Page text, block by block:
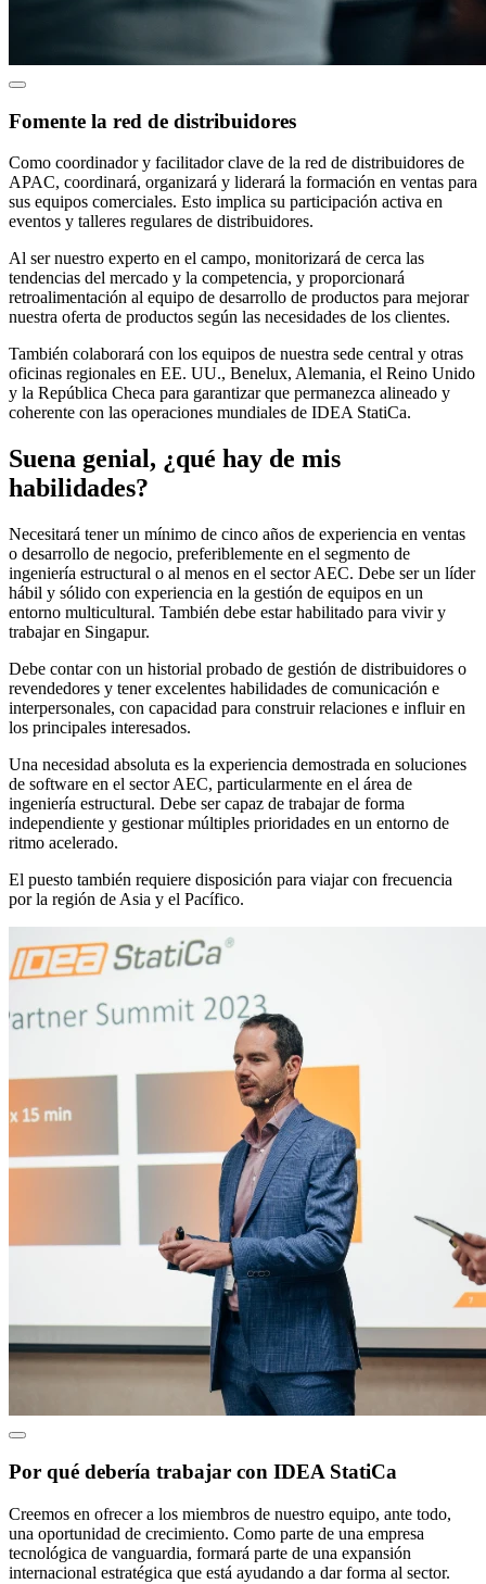
Fomente la red de distribuidores
Como coordinador y facilitador clave de la red de distribuidores de
APAC, coordinará, organizará y liderará la formación en ventas para
sus equipos comerciales. Esto implica su participación activa en
eventos y talleres regulares de distribuidores.
Al ser nuestro experto en el campo, monitorizará de cerca las
tendencias del mercado y la competencia, y proporcionará
retroalimentación al equipo de desarrollo de productos para mejorar
nuestra oferta de productos según las necesidades de los clientes.
También colaborará con los equipos de nuestra sede central y otras
oficinas regionales en EE. UU., Benelux, Alemania, el Reino Unido
y la República Checa para garantizar que permanezca alineado y
coherente con las operaciones mundiales de IDEA StatiCa.
Suena genial, ¿qué hay de mis
habilidades?
Necesitará tener un mínimo de cinco años de experiencia en ventas
o desarrollo de negocio, preferiblemente en el segmento de
ingeniería estructural o al menos en el sector AEC. Debe ser un líder
hábil y sólido con experiencia en la gestión de equipos en un
entorno multicultural. También debe estar habilitado para vivir y
trabajar en Singapur.
Debe contar con un historial probado de gestión de distribuidores o
revendedores y tener excelentes habilidades de comunicación e
interpersonales, con capacidad para construir relaciones e influir en
los principales interesados.
Una necesidad absoluta es la experiencia demostrada en soluciones
de software en el sector AEC, particularmente en el área de
ingeniería estructural. Debe ser capaz de trabajar de forma
independiente y gestionar múltiples prioridades en un entorno de
ritmo acelerado.
El puesto también requiere disposición para viajar con frecuencia
por la región de Asia y el Pacífico.
Por qué debería trabajar con IDEA StatiCa
Creemos en ofrecer a los miembros de nuestro equipo, ante todo,
una oportunidad de crecimiento. Como parte de una empresa
tecnológica de vanguardia, formará parte de una expansión
internacional estratégica que está ayudando a dar forma al sector.